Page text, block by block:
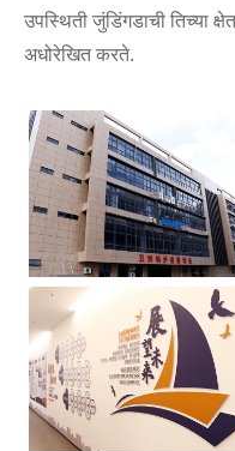
उपस्थिती जुंडिंगडाची तिच्या
अधोरेखित करते.